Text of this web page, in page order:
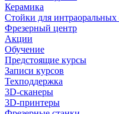
Керамика
Стойки для интраоральных
Фрезерный центр
Акции
Обучение
Предстоящие курсы
Записи курсов
Техподдержка
3D-сканеры
3D-принтеры